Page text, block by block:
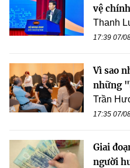
vệ
Thanh
17:39 07/
Vì sao
những
Trần
17:35 07/
Giai
người